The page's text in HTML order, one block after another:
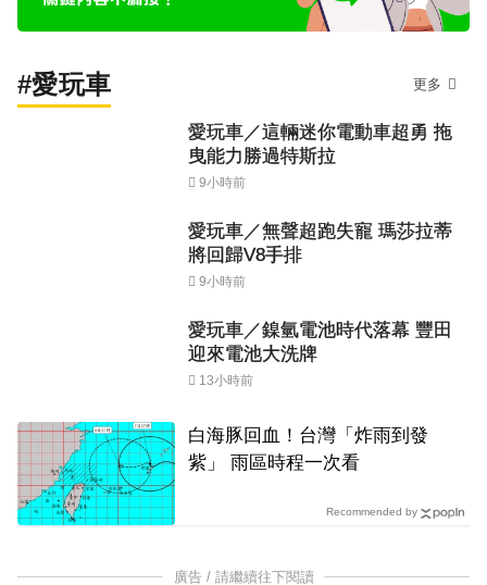
#愛玩車 更多
愛玩車／這輛迷你電動車超勇 拖
曳能力勝過特斯拉
9小時前
愛玩車／無聲超跑失寵 瑪莎拉蒂
將回歸V8手排
9小時前
愛玩車／鎳氫電池時代落幕 豐田
迎來電池大洗牌
13小時前
白海豚回血！台灣「炸雨到發
紫」 雨區時程一次看
Recommended by
廣告 / 請繼續往下閱讀